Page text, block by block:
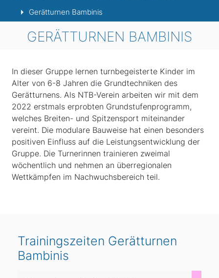
GERÄTTURNEN BAMBINIS
Gerätturnen Bambinis
In dieser Gruppe lernen turnbegeisterte Kinder im
Alter von 6-8 Jahren die Grundtechniken des
Gerätturnens. Als NTB-Verein arbeiten wir mit dem
2022 erstmals erprobten Grundstufenprogramm,
welches Breiten- und Spitzensport miteinander
vereint. Die modulare Bauweise hat einen besonders
positiven Einfluss auf die Leistungsentwicklung der
Gruppe. Die Turnerinnen trainieren zweimal
wöchentlich und nehmen an überregionalen
Wettkämpfen im Nachwuchsbereich teil.
Trainingszeiten Gerätturnen
Bambinis